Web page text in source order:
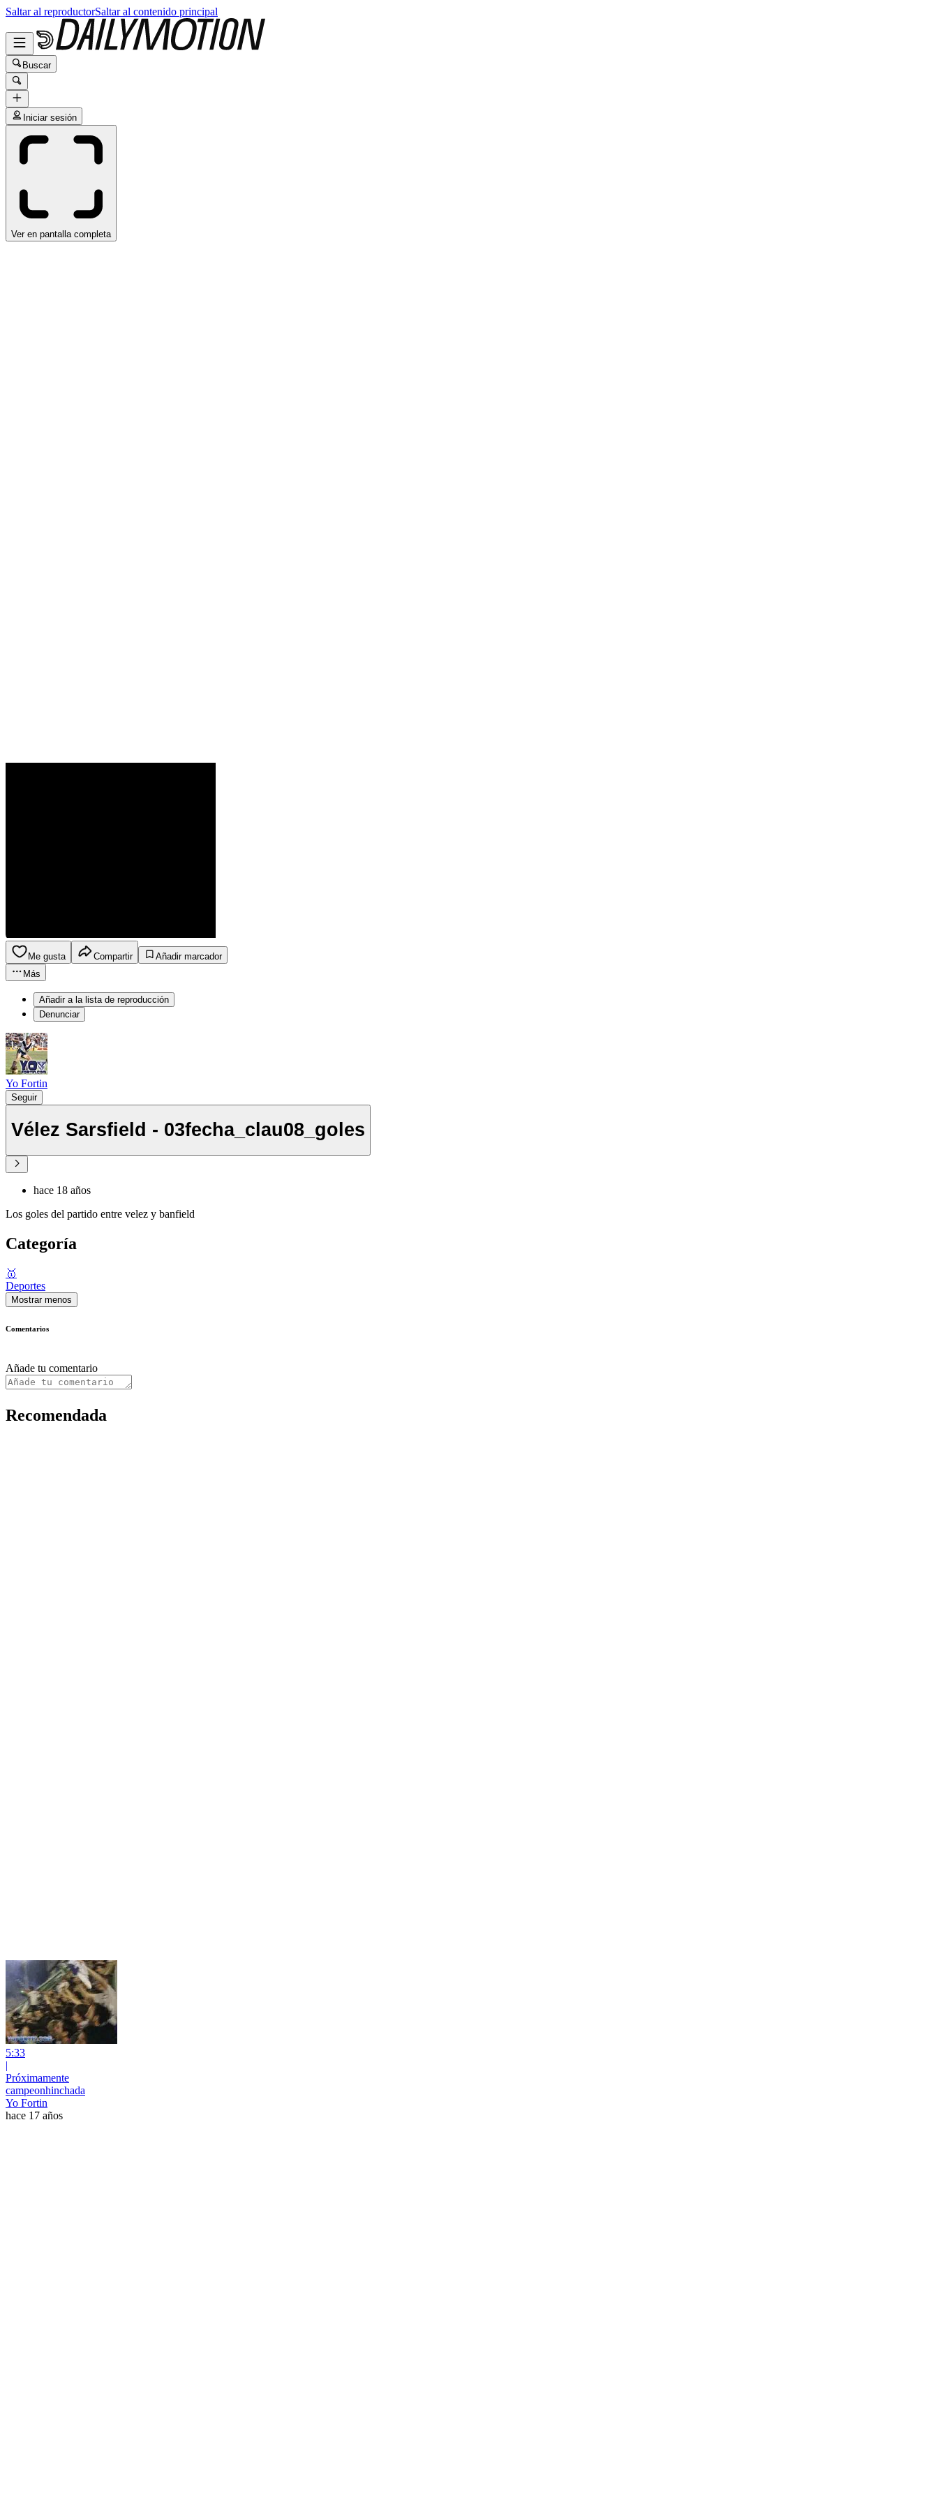
Saltar al reproductorSaltar al contenido principal
Buscar
Iniciar sesión
Ver en pantalla completa
Me gusta Compartir
Añadir marcador
Más
Añadir a la lista de reproducción
Denunciar
Yo Fortin
Seguir
Vélez Sarsfield - 03fecha_clau08_goles
hace 18 años
Los goles del partido entre velez y banfield
Categoría
🥇
Deportes
Mostrar menos
Comentarios
Añade tu comentario
Recomendada
5:33
|
Próximamente
campeonhinchada
Yo Fortin
hace 17 años